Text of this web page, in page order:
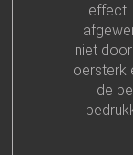
effect.
niet
oersterk
de